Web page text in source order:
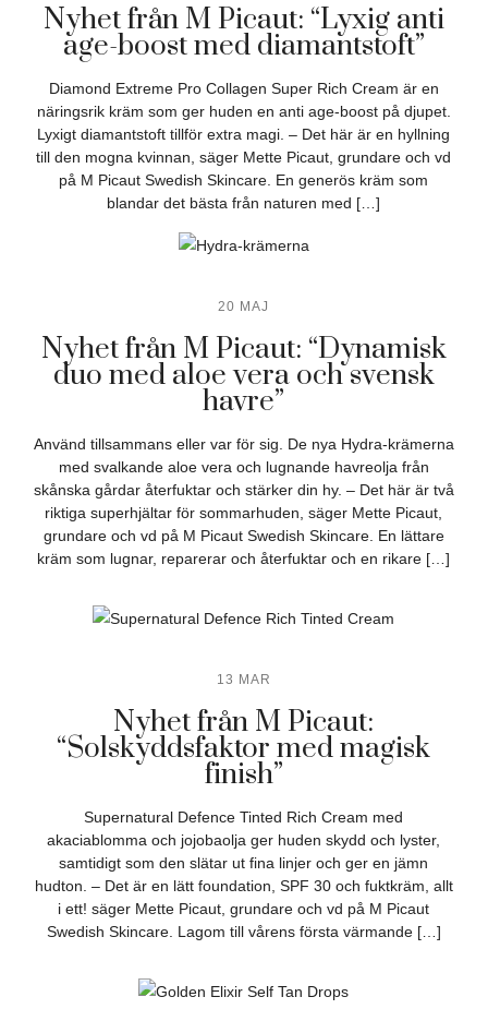
Nyhet från M Picaut: “Lyxig anti
age-boost med diamantstoft”
Diamond Extreme Pro Collagen Super Rich Cream är en
näringsrik kräm som ger huden en anti age-boost på djupet.
Lyxigt diamantstoft tillför extra magi. – Det här är en hyllning
till den mogna kvinnan, säger Mette Picaut, grundare och vd
på M Picaut Swedish Skincare. En generös kräm som
blandar det bästa från naturen med […]
20 MAJ
Nyhet från M Picaut: “Dynamisk
duo med aloe vera och svensk
havre”
Använd tillsammans eller var för sig. De nya Hydra-krämerna
med svalkande aloe vera och lugnande havreolja från
skånska gårdar återfuktar och stärker din hy. – Det här är två
riktiga superhjältar för sommarhuden, säger Mette Picaut,
grundare och vd på M Picaut Swedish Skincare. En lättare
kräm som lugnar, reparerar och återfuktar och en rikare […]
13 MAR
Nyhet från M Picaut:
“Solskyddsfaktor med magisk
finish”
Supernatural Defence Tinted Rich Cream med
akaciablomma och jojobaolja ger huden skydd och lyster,
samtidigt som den slätar ut fina linjer och ger en jämn
hudton. – Det är en lätt foundation, SPF 30 och fuktkräm, allt
i ett! säger Mette Picaut, grundare och vd på M Picaut
Swedish Skincare. Lagom till vårens första värmande […]